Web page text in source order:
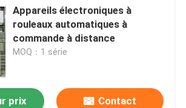
Appareils électroniques à
rouleaux automatiques à
commande à distance
MOQ：1 série
prix Contact